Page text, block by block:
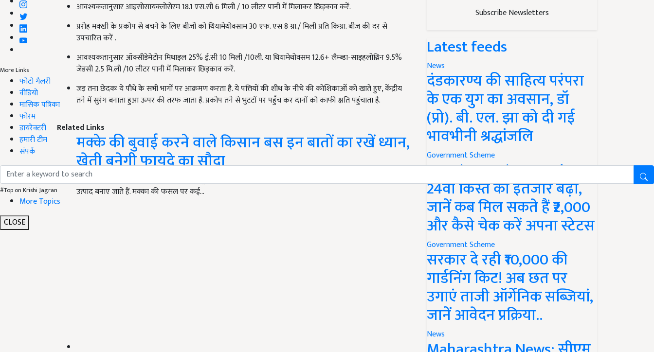
More Links
फोटो गैलरी
वीडियो
मासिक पत्रिका
फोरम
डायरेक्टरी
हमारी टीम
संपर्क
#Top on Krishi Jagran
More Topics
CLOSE
आवश्यकतानुसार आइसोसायक्लोसेरम 18.1 एस.सी 6 मिली / 10 लीटर पानी में मिलाकर छिड़काव करें.
प्ररोह मक्खी के प्रकोप से बचने के लिए बीजों को थियामेथोक्साम 30 एफ. एस 8 ग्रा./ मिली प्रति किग्रा. बीज की दर से
उपचारित करें .
आवश्यकतानुसार ऑक्सीडेमेटोन मिथाइल 25% ई.सी 10 मिली /10ली. या थियामेथोक्सम 12.6+ लैम्ब्डा-साइहलोथ्रिन 9.5%
जेडसी 2.5 मि.ली /10 लीटर पानी में मिलाकर छिड़काव करें.
जड़ तना छेदकः ये पौधे के सभी भागों पर आक्रमण करता है. ये पत्तियों की शीथ के नीचे की कोशिकाओं को खाते हुए, केंद्रीय
तने में सुरंग बनाता हुआ ऊपर की तरफ जाता है. प्रकोप तने से भुटटों पर पहुँच कर दानों को काफी क्षति पहुंचाता है.
Related Links
मक्के की बुवाई करने वाले किसान बस इन बातों का रखें ध्यान,
खेती बनेगी फायदे का सौदा
मक्‍का विश्वभर में उगाई जाने वाली सबसे महत्वपूर्ण फसलों में से एक है. वही मक्‍का से एथेनॉल, स्टार्च, और अन्य रासायनिक
उत्पाद बनाए जाते हैं. मक्‍का की फसल पर कई…
Subscribe Newsletters
Latest feeds
News
दंडकारण्य की साहित्य परंपरा
के एक युग का अवसान, डॉ
(प्रो). बी. एल. झा को दी गई
भावभीनी श्रद्धांजलि
Government Scheme
PM Kisan Yojana Update:
24वीं किस्त का इंतजार बढ़ा,
जानें कब मिल सकते हैं ₹2,000
और कैसे चेक करें अपना स्टेटस
Government Scheme
सरकार दे रही ₹10,000 की
गार्डनिंग किट! अब छत पर
उगाएं ताजी ऑर्गेनिक सब्जियां,
जानें आवेदन प्रक्रिया..
News